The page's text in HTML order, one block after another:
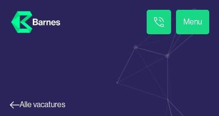
Menu
Alle vacatures